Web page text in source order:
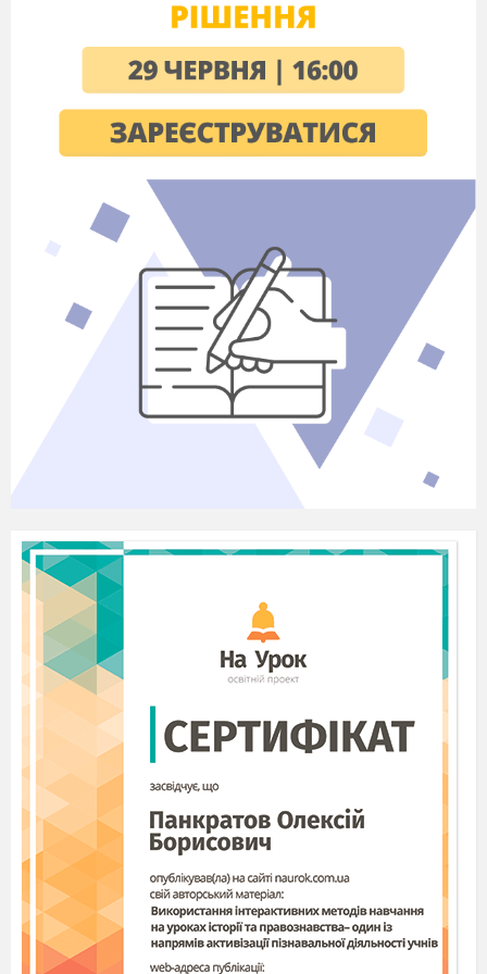
аргументу. Вираження тригонометричних функцій
через тангенс половинного аргументу.Що нічим не
відрізняється від поглибленого рівня, лише тільки
трішки стисліше.
При вивченні даної теми учні повинні:
функцій;
формулювати:
зростання і спадання,
парності і непарності функції;знаходити:
область
визначення функціональних залежностей,
значення функцій при заданих значеннях
аргументу і значення аргументу, за яких функція
набуває даного значення;
встановлювати:
графіком функції її властивості;виконувати і
перетворення графіків функцій;
побудові графіків функцій;
властивості функцій та многочленів до
розв’язування
рівнянь і нерівностей;
описувати:
“рівняння-наслідок” і “рівносильні перетворення
рівнянь та нерівностей”;використовувати
розв’язуванні рівнянь та нерівностей;
розв’язувати:
нерівності за допомогою методу
інтервалів; рівняння і нерівності, які містять знак
модуля і параметри; будувати:
рівнянь та нерівностей з двома змінними;
користуватися:методом математичної індукції
для доведення
тверджень.